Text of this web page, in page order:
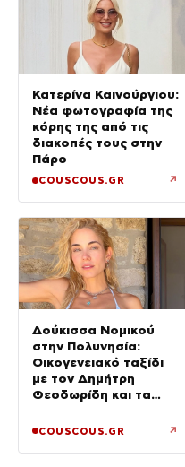
Κατερίνα Καινούργιου:
Νέα φωτογραφία της
κόρης της από τις
διακοπές τους στην
Πάρο
COUSCOUS.GR ↗
Δούκισσα Νομικού
στην Πολυνησία:
Οικογενειακό ταξίδι
με τον Δημήτρη
Θεοδωρίδη και τα
COUSCOUS.GR ↗